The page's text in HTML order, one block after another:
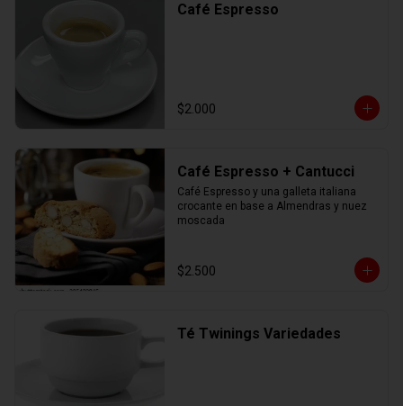
Café Espresso
$2.000
Café Espresso + Cantucci
Café Espresso y una galleta italiana
crocante en base a Almendras y nuez
moscada
$2.500
Té Twinings Variedades